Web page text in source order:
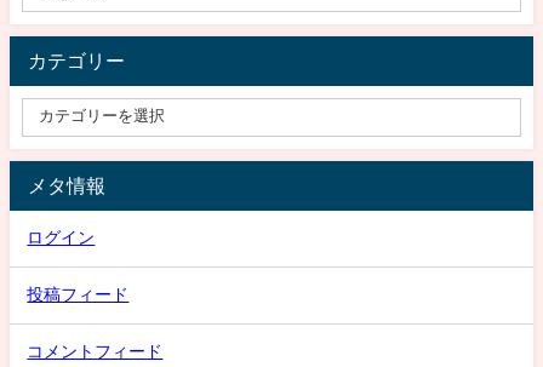
カテゴリー
メタ情報
ログイン
投稿フィード
コメントフィード